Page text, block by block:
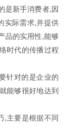
是新手消费者,因
实际需求,并提供
品的实用性,能够
时代的传播过程
针对的是企业的
能够很好地达到
,主要是根据不同